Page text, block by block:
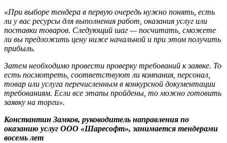
«При выборе тендера в первую очередь нужно понять, есть
ли у вас ресурсы для выполнения работ, оказания услуг или
поставки товаров. Следующий шаг — посчитать, сможете
ли вы предложить цену ниже начальной и при этом получить
прибыль.
Затем необходимо провести проверку требований к заявке. То
есть посмотреть, соответствуют ли компания, персонал,
товар или услуга перечисленным в конкурсной документации
требованиям. Если все этапы пройдены, то можно готовить
заявку на торги».
Константин Замков, руководитель направления по
оказанию услуг ООО «Шаресофт», занимается тендерами
восемь лет